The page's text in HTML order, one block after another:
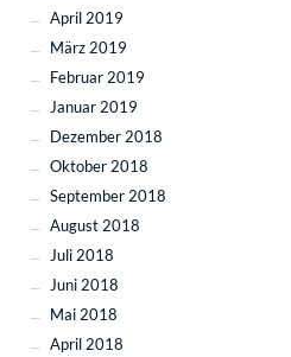
April 2019
März 2019
Februar 2019
Januar 2019
Dezember 2018
Oktober 2018
September 2018
August 2018
Juli 2018
Juni 2018
Mai 2018
April 2018